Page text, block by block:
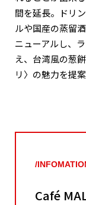
間を延長。ドリ
ルや国産の蒸留
ニューアルし、
え、台湾風の葱
リ〉の魅力を提案
/
Café